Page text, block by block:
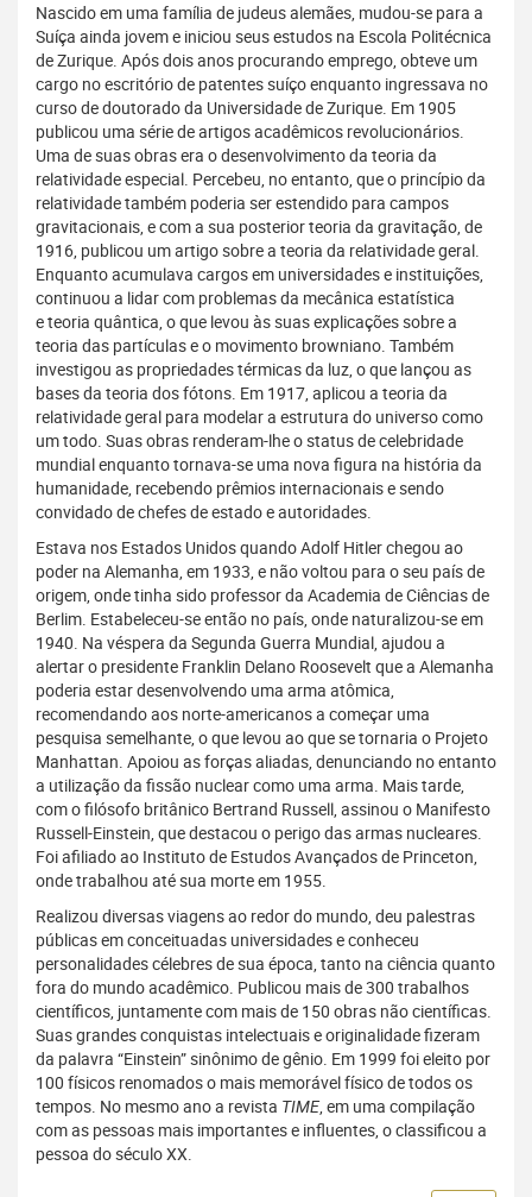
Nascido em uma família de judeus alemães, mudou-se para a
Suíça ainda jovem e iniciou seus estudos na Escola Politécnica
de Zurique. Após dois anos procurando emprego, obteve um
cargo no escritório de patentes suíço enquanto ingressava no
curso de doutorado da Universidade de Zurique. Em 1905
publicou uma série de artigos acadêmicos revolucionários.
Uma de suas obras era o desenvolvimento da teoria da
relatividade especial. Percebeu, no entanto, que o princípio da
relatividade também poderia ser estendido para campos
gravitacionais, e com a sua posterior teoria da gravitação, de
1916, publicou um artigo sobre a teoria da relatividade geral.
Enquanto acumulava cargos em universidades e instituições,
continuou a lidar com problemas da mecânica estatística
e teoria quântica, o que levou às suas explicações sobre a
teoria das partículas e o movimento browniano. Também
investigou as propriedades térmicas da luz, o que lançou as
bases da teoria dos fótons. Em 1917, aplicou a teoria da
relatividade geral para modelar a estrutura do universo como
um todo. Suas obras renderam-lhe o status de celebridade
mundial enquanto tornava-se uma nova figura na história da
humanidade, recebendo prêmios internacionais e sendo
convidado de chefes de estado e autoridades.
Estava nos Estados Unidos quando Adolf Hitler chegou ao
poder na Alemanha, em 1933, e não voltou para o seu país de
origem, onde tinha sido professor da Academia de Ciências de
Berlim. Estabeleceu-se então no país, onde naturalizou-se em
1940. Na véspera da Segunda Guerra Mundial, ajudou a
alertar o presidente Franklin Delano Roosevelt que a Alemanha
poderia estar desenvolvendo uma arma atômica,
recomendando aos norte-americanos a começar uma
pesquisa semelhante, o que levou ao que se tornaria o Projeto
Manhattan. Apoiou as forças aliadas, denunciando no entanto
a utilização da fissão nuclear como uma arma. Mais tarde,
com o filósofo britânico Bertrand Russell, assinou o Manifesto
Russell-Einstein, que destacou o perigo das armas nucleares.
Foi afiliado ao Instituto de Estudos Avançados de Princeton,
onde trabalhou até sua morte em 1955.
Realizou diversas viagens ao redor do mundo, deu palestras
públicas em conceituadas universidades e conheceu
personalidades célebres de sua época, tanto na ciência quanto
fora do mundo acadêmico. Publicou mais de 300 trabalhos
científicos, juntamente com mais de 150 obras não científicas.
Suas grandes conquistas intelectuais e originalidade fizeram
da palavra “Einstein” sinônimo de gênio. Em 1999 foi eleito por
100 físicos renomados o mais memorável físico de todos os
tempos. No mesmo ano a revista TIME, em uma compilação
com as pessoas mais importantes e influentes, o classificou a
pessoa do século XX.